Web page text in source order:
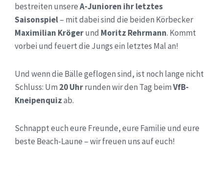
bestreiten unsereA-Junioren ihr letztes
Saisonspiel– mit dabei sind die beiden Körbecker
Maximilian Krögerund Moritz Rehrmann. Kommt
vorbei und feuert die Jungs ein letztes Mal an!
Und wenn die Bälle geflogen sind, ist noch lange nicht
Schluss: Um 20 Uhrrunden wir den Tag beimVfB-
Kneipenquizab.
Schnappt euch eure Freunde, eure Familie und eure
beste Beach-Laune – wir freuen uns auf euch!